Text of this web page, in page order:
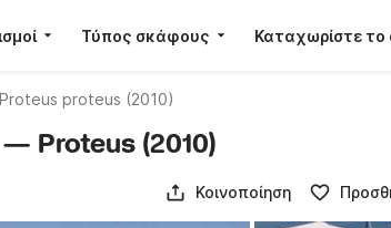
Τύπος σκάφους Καταχωρίστε
Proteus proteus (2010)
Proteus (2010)
Κοινοποίηση